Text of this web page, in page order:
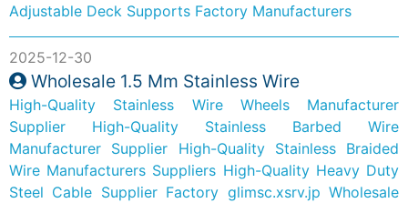
Adjustable Deck Supports Factory Manufacturers
2025-12-30
Wholesale 1.5 Mm Stainless Wire
High-Quality Stainless Wire Wheels Manufacturer
Supplier
High-Quality Stainless Barbed Wire
Manufacturer Supplier
High-Quality Stainless Braided
Wire Manufacturers Suppliers High-Quality Heavy Duty
Steel Cable Supplier Factory glimsc.xsrv.jp Wholesale